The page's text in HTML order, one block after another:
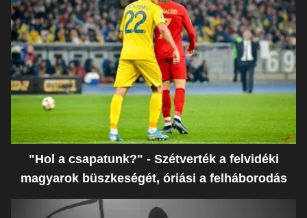
"Hol a csapatunk?" - Szétverték a felvidéki
magyarok büszkeségét, óriási a felháborodás